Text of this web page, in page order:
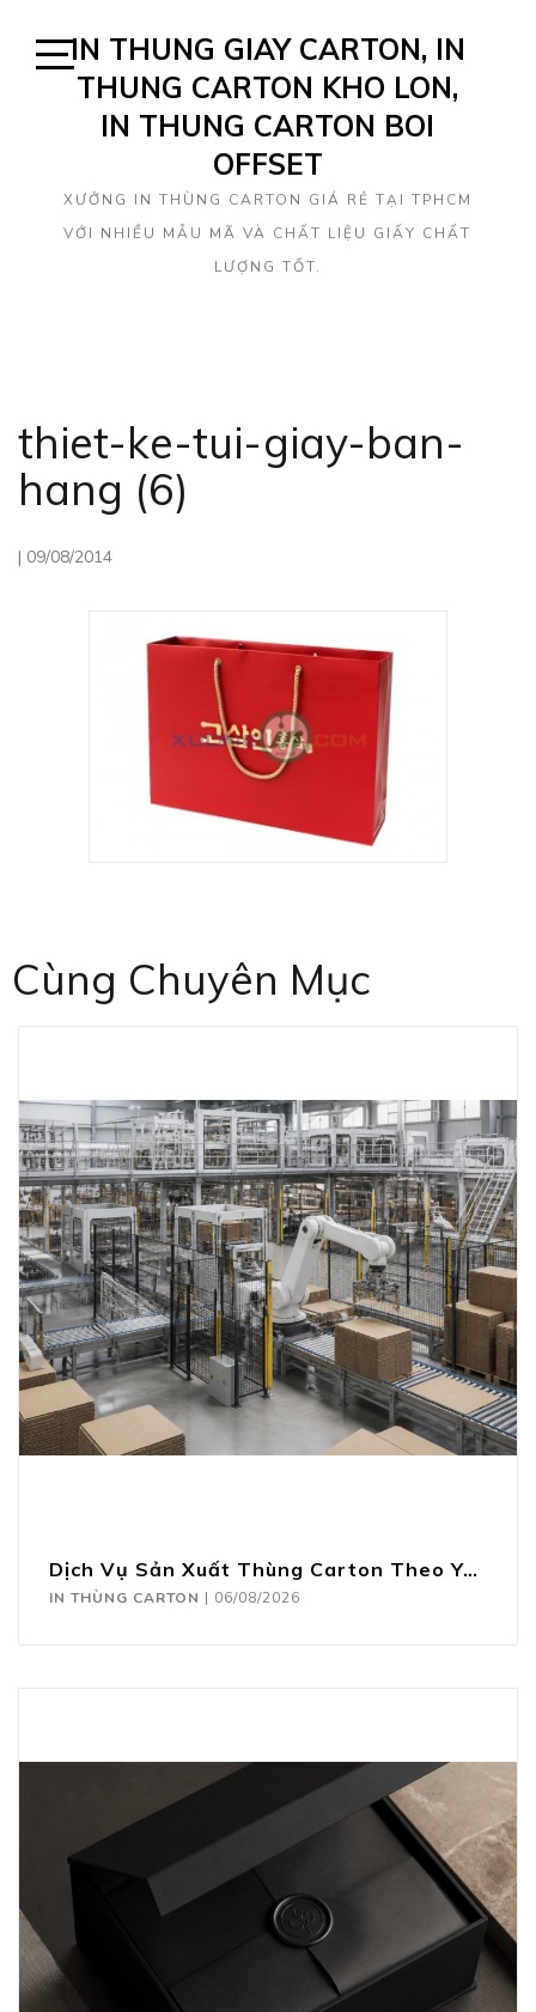
Open
Sidebar
IN THUNG GIAY CARTON, IN
THUNG CARTON KHO LON,
IN THUNG CARTON BOI
OFFSET
XƯỞNG IN THÙNG CARTON GIÁ RẺ TẠI TPHCM
VỚI NHIỀU MẪU MÃ VÀ CHẤT LIỆU GIẤY CHẤT
LƯỢNG TỐT.
thiet-ke-tui-giay-ban-
hang (6)
| 09/08/2014
Cùng Chuyên Mục
Dịch Vụ Sản Xuất Thùng Carton Theo Yêu Cầu
IN THÙNG CARTON | 06/08/2026